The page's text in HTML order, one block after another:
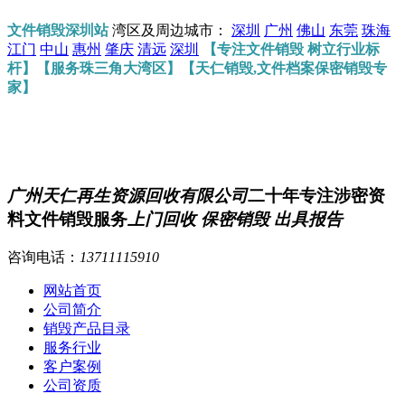
文件销毁深圳站湾区及周边城市： 深圳 广州 佛山 东莞 珠海
江门 中山 惠州 肇庆 清远 深圳
【专注文件销毁 树立行业标
杆】【服务珠三角大湾区】【天仁销毁,文件档案保密销毁专
家】
广州天仁再生资源回收有限公司二十年专注涉密资
料文件销毁服务 上门回收 保密销毁 出具报告
咨询电话： 13711115910
网站首页
公司简介
销毁产品目录
服务行业
客户案例
公司资质